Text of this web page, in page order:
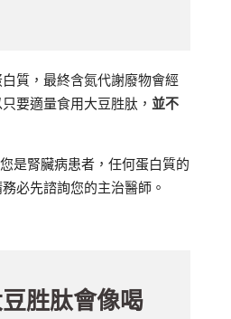
質，最終含氮代謝廢物會經
要適量食用大豆胜肽， 並不
是腎臟病患者，任何蛋白質的
必先諮詢您的主治醫師。
胜肽會像喝